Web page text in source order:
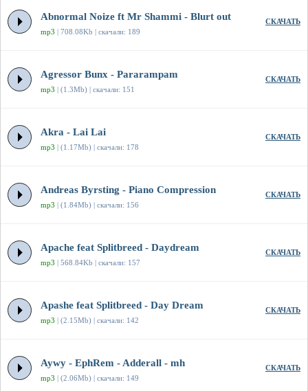
Abnormal Noize ft Mr Shammi - Blurt out
mp3 | 708.08Kb | скачали: 189
СКАЧАТЬ
Agressor Bunx - Pararampam
mp3 | (1.3Mb) | скачали: 151
СКАЧАТЬ
Akra - Lai Lai
mp3 | (1.17Mb) | скачали: 178
СКАЧАТЬ
Andreas Byrsting - Piano Compression
mp3 | (1.84Mb) | скачали: 156
СКАЧАТЬ
Apache feat Splitbreed - Daydream
mp3 | 568.84Kb | скачали: 157
СКАЧАТЬ
Apashe feat Splitbreed - Day Dream
mp3 | (2.15Mb) | скачали: 142
СКАЧАТЬ
Aywy - EphRem - Adderall - mh
mp3 | (2.06Mb) | скачали: 149
СКАЧАТЬ